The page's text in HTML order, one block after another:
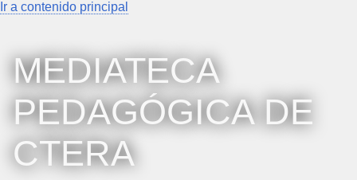
Ir a contenido principal
MEDIATECA
PEDAGÓGICA DE
CTERA